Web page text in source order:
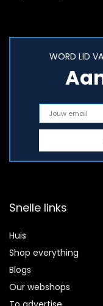
WORD LID
Snelle links
Huis
Shop everything
Blogs
Our webshops